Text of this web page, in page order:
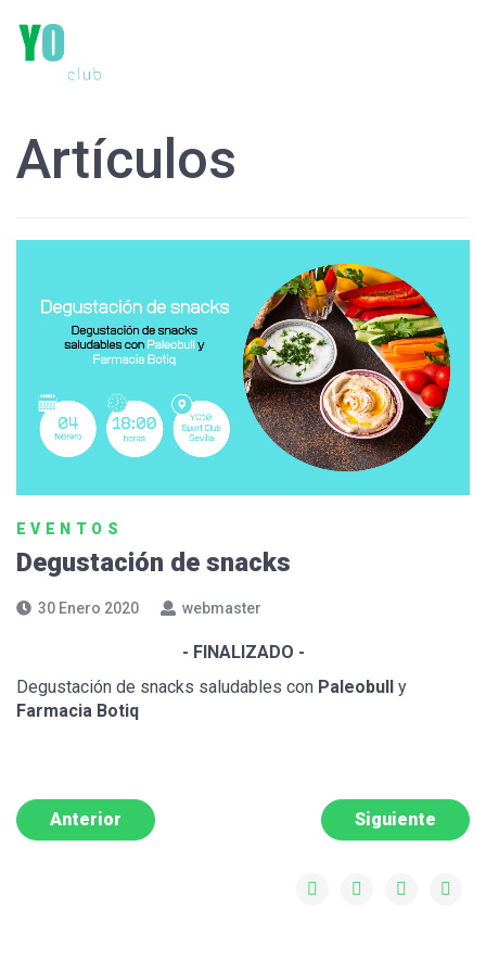
Artículos
EVENTOS
Degustación de snacks
30 Enero 2020 webmaster
- FINALIZADO -
Degustación de snacks saludables con Paleobull y
Farmacia Botiq
Anterior Siguiente